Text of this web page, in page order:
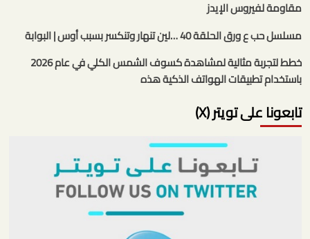
مقاومة لفيروس الإيدز
مسلسل حب ع ورق الحلقة 40 …لين تنهار وتنكسر بسبب أوس | البوابة
خطط لتجربة مثالية لمشاهدة كسوف الشمس الكلي في عام 2026
باستخدام تطبيقات الهواتف الذكية هذه
تابعونا على تويتر (X)